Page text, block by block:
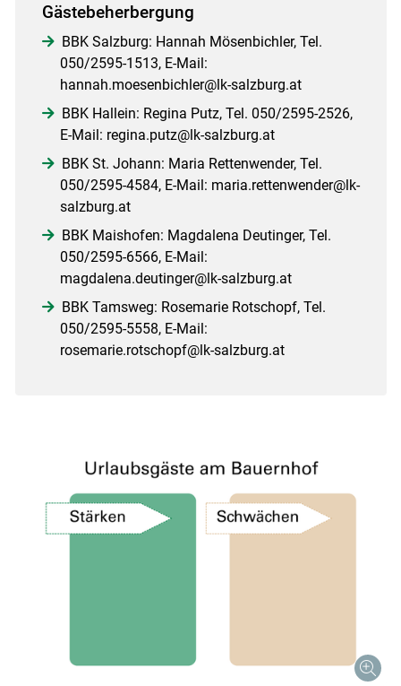
Gästebeherbergung
BBK Salzburg: Hannah Mösenbichler, Tel.
050/2595-1513, E-Mail:
hannah.moesenbichler@lk-salzburg.at
BBK Hallein: Regina Putz, Tel. 050/2595-2526,
E-Mail: regina.putz@lk-salzburg.at
BBK St. Johann: Maria Rettenwender, Tel.
050/2595-4584, E-Mail: maria.rettenwender@lk-
salzburg.at
BBK Maishofen: Magdalena Deutinger, Tel.
050/2595-6566, E-Mail:
magdalena.deutinger@lk-salzburg.at
BBK Tamsweg: Rosemarie Rotschopf, Tel.
050/2595-5558, E-Mail:
rosemarie.rotschopf@lk-salzburg.at